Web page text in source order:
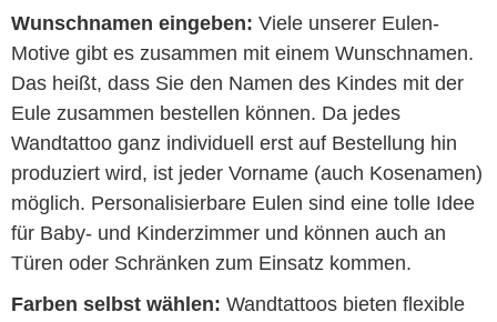
Wunschnamen eingeben: Viele unserer Eulen-
Motive gibt es zusammen mit einem Wunschnamen.
Das heißt, dass Sie den Namen des Kindes mit der
Eule zusammen bestellen können. Da jedes
Wandtattoo ganz individuell erst auf Bestellung hin
produziert wird, ist jeder Vorname (auch Kosenamen)
möglich. Personalisierbare Eulen sind eine tolle Idee
für Baby- und Kinderzimmer und können auch an
Türen oder Schränken zum Einsatz kommen.
Farben selbst wählen: Wandtattoos bieten flexible